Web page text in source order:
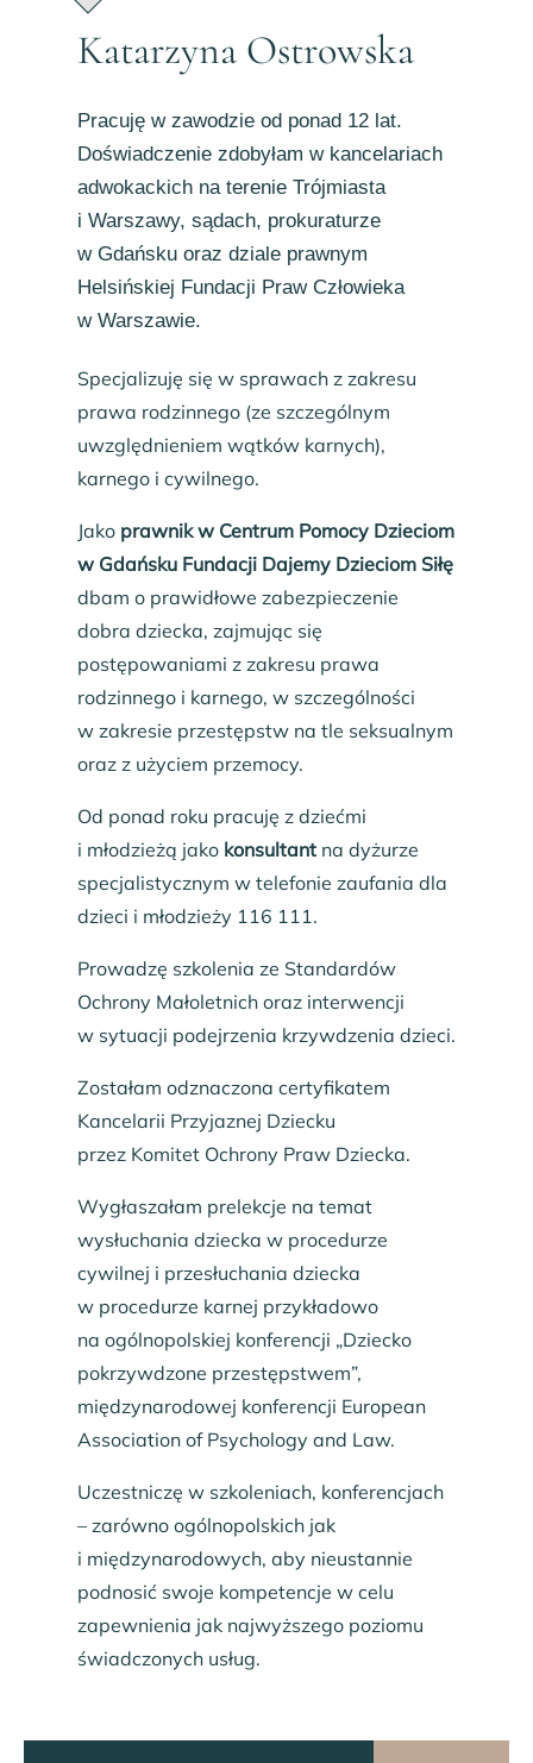
Katarzyna Ostrowska
Pracuję w zawodzie od ponad 12 lat.
Doświadczenie zdobyłam w kancelariach
adwokackich na terenie Trójmiasta
i Warszawy, sądach, prokuraturze
w Gdańsku oraz dziale prawnym
Helsińskiej Fundacji Praw Człowieka
w Warszawie.
Specjalizuję się w sprawach z zakresu
prawa rodzinnego (ze szczególnym
uwzględnieniem wątków karnych),
karnego i cywilnego.
Jako prawnik w Centrum Pomocy Dzieciom
w Gdańsku Fundacji Dajemy Dzieciom Siłę
dbam o prawidłowe zabezpieczenie
dobra dziecka, zajmując się
postępowaniami z zakresu prawa
rodzinnego i karnego, w szczególności
w zakresie przestępstw na tle seksualnym
oraz z użyciem przemocy.
Od ponad roku pracuję z dziećmi
i młodzieżą jako konsultantna dyżurze
specjalistycznym w telefonie zaufania dla
dzieci i młodzieży 116 111.
Prowadzę szkolenia ze Standardów
Ochrony Małoletnich oraz interwencji
w sytuacji podejrzenia krzywdzenia dzieci.
Zostałam odznaczona certyfikatem
Kancelarii Przyjaznej Dziecku
przez Komitet Ochrony Praw Dziecka.
Wygłaszałam prelekcje na temat
wysłuchania dziecka w procedurze
cywilnej i przesłuchania dziecka
w procedurze karnej przykładowo
na ogólnopolskiej konferencji „Dziecko
pokrzywdzone przestępstwem”,
międzynarodowej konferencji European
Association of Psychology and Law.
Uczestniczę w szkoleniach, konferencjach
– zarówno ogólnopolskich jak
i międzynarodowych, aby nieustannie
podnosić swoje kompetencje w celu
zapewnienia jak najwyższego poziomu
świadczonych usług.